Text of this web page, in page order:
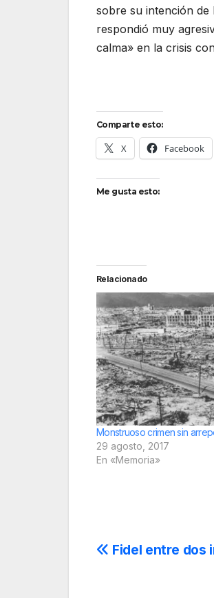
sobre su intención de
respondió muy
calma» en la crisis
Comparte esto:
X Facebook
Me gusta esto:
Relacionado
Monstruoso crimen sin
29 agosto, 2017
En «Memoria»
Fidel entre dos